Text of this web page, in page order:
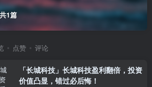
共1篇
点赞 评论
「长城科技」长城科技盈利翻倍，投资
价值凸显，错过必后悔！